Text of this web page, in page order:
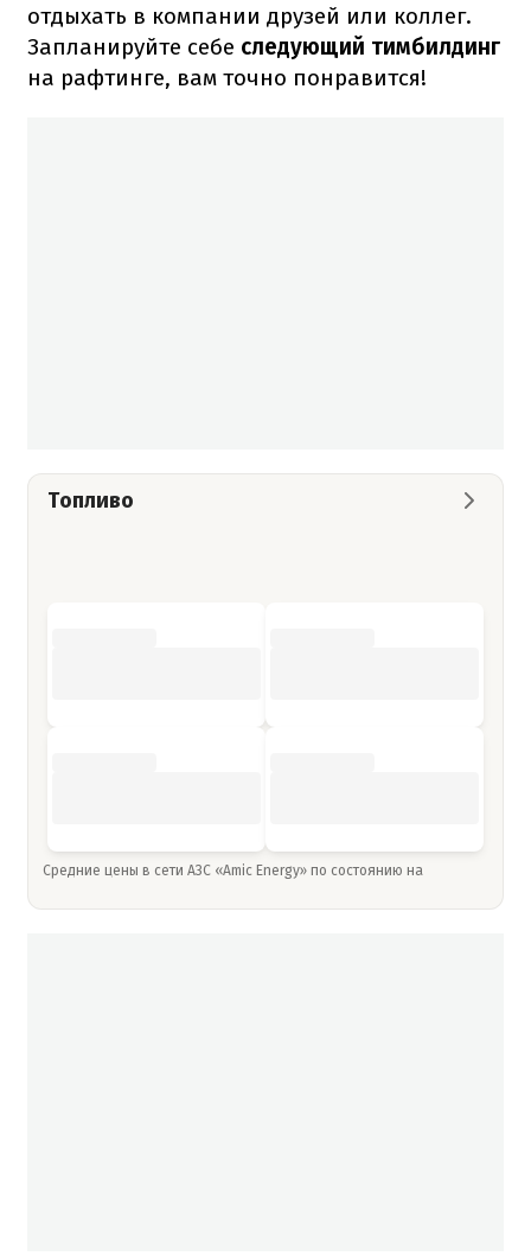
отдыхать в компании друзей или коллег.
Запланируйте себе следующий тимбилдинг
на рафтинге, вам точно понравится!
Топливо
Средние цены в сети АЗС «Amic Energy» по состоянию на